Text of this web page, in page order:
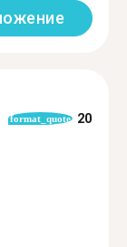
format_quote 20